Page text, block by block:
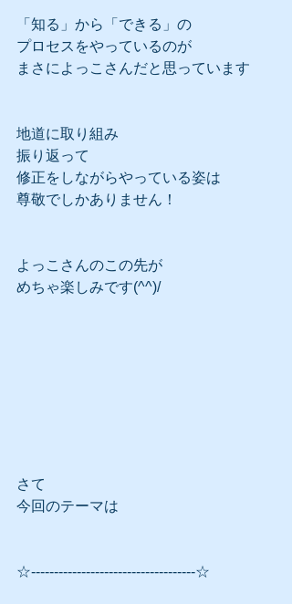
「知る」から「できる」の
プロセスをやっているのが
まさによっこさんだと思っています
地道に取り組み
振り返って
修正をしながらやっている姿は
尊敬でしかありません！
よっこさんのこの先が
めちゃ楽しみです(^^)/
さて
今回のテーマは
☆------------------------------------☆